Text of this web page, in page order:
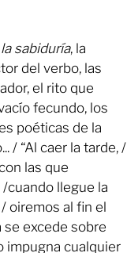
sabiduría, la
del verbo, las
el rito que
fecundo, los
poéticas de la
/ “Al caer la tarde, /
las que
cuando llegue la
oiremos al fin el
se excede sobre
impugna cualquier